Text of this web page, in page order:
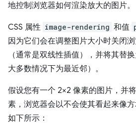
地控制浏览器如何渲染放大的图片。
CSS 属性 image-rendering 和值
因为它们会在调整图片大小时关闭
（通常是双线性插值），并将其替
大多数情况下为最近邻）。
假设您有一个 2×2 像素的图片，并
素，浏览器会以不会使其看起来像方
如下所示：